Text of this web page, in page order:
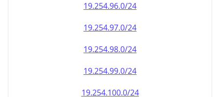
19.254.96.0/24
19.254.97.0/24
19.254.98.0/24
19.254.99.0/24
19.254.100.0/24